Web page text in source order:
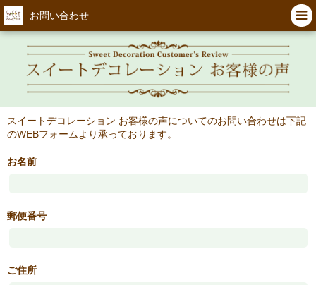
お問い合わせ
スイートデコレーション お客様の声についてのお問い合わせは下記
のWEBフォームより承っております。
お名前
郵便番号
ご住所